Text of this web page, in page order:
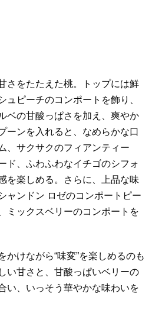
さをたたえた桃。トップには鮮
ュピーチのコンポートを飾り、
ベの甘酸っぱさを加え、爽やか
ーンを入れると、なめらかな口
、サクサクのフィアンティー
ド、ふわふわなイチゴのシフォ
を楽しめる。さらに、上品な味
ャンドン ロゼのコンポートピー
ミックスベリーのコンポートを
けながら“味変”を楽しめるのも
い甘さと、甘酸っぱいベリーの
い、いっそう華やかな味わいを